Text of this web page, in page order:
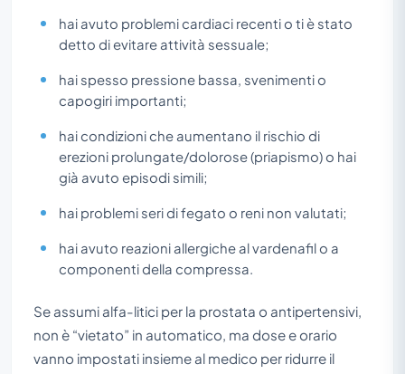
hai avuto problemi cardiaci recenti o ti è stato
detto di evitare attività sessuale;
hai spesso pressione bassa, svenimenti o
capogiri importanti;
hai condizioni che aumentano il rischio di
erezioni prolungate/dolorose (priapismo) o hai
già avuto episodi simili;
hai problemi seri di fegato o reni non valutati;
hai avuto reazioni allergiche al vardenafil o a
componenti della compressa.
Se assumi alfa-litici per la prostata o antipertensivi,
non è “vietato” in automatico, ma dose e orario
vanno impostati insieme al medico per ridurre il